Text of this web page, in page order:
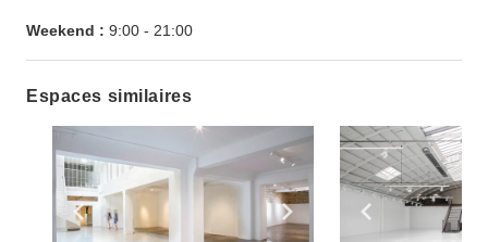
Weekend : 9:00 - 21:00
Espaces similaires
Show previous slide Show next slide
Show